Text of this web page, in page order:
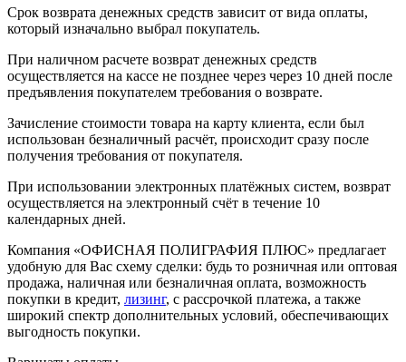
Срок возврата денежных средств зависит от вида оплаты,
который изначально выбрал покупатель.
При наличном расчете возврат денежных средств
осуществляется на кассе не позднее через через 10 дней после
предъявления покупателем требования о возврате.
Зачисление стоимости товара на карту клиента, если был
использован безналичный расчёт, происходит сразу после
получения требования от покупателя.
При использовании электронных платёжных систем, возврат
осуществляется на электронный счёт в течение 10
календарных дней.
Компания «ОФИСНАЯ ПОЛИГРАФИЯ ПЛЮС» предлагает
удобную для Вас схему сделки: будь то розничная или оптовая
продажа, наличная или безналичная оплата, возможность
покупки в кредит, лизинг, с рассрочкой платежа, а также
широкий спектр дополнительных условий, обеспечивающих
выгодность покупки.